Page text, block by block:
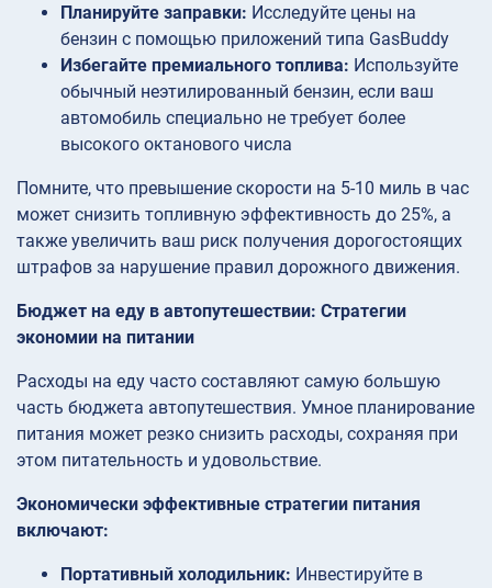
Планируйте заправки: Исследуйте цены на
бензин с помощью приложений типа GasBuddy
Избегайте премиального топлива: Используйте
обычный неэтилированный бензин, если ваш
автомобиль специально не требует более
высокого октанового числа
Помните, что превышение скорости на 5-10 миль в час
может снизить топливную эффективность до 25%, а
также увеличить ваш риск получения дорогостоящих
штрафов за нарушение правил дорожного движения.
Бюджет на еду в автопутешествии: Стратегии
экономии на питании
Расходы на еду часто составляют самую большую
часть бюджета автопутешествия. Умное планирование
питания может резко снизить расходы, сохраняя при
этом питательность и удовольствие.
Экономически эффективные стратегии питания
включают:
Портативный холодильник: Инвестируйте в